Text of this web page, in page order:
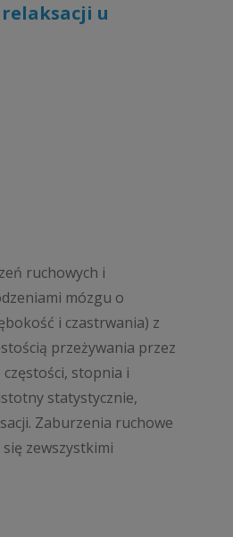
u
ruchowych i
mózgu o
i czastrwania) z
przeżywania przez
stopnia i
statystycznie,
Zaburzenia ruchowe
zewszystkimi